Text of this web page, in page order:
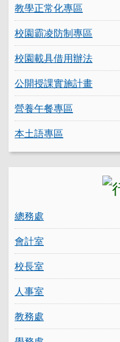
教學正常化專區
校園霸凌防制專區
校園載具借用辦法
公開授課實施計畫
營養午餐專區
本土語專區
總務處
會計室
校長室
人事室
教務處